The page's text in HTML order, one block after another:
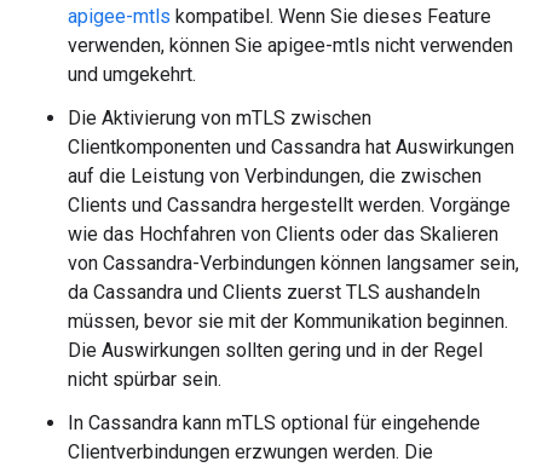
apigee-mtls kompatibel. Wenn Sie dieses Feature
verwenden, können Sie apigee-mtls nicht verwenden
und umgekehrt.
Die Aktivierung von mTLS zwischen
Clientkomponenten und Cassandra hat Auswirkungen
auf die Leistung von Verbindungen, die zwischen
Clients und Cassandra hergestellt werden. Vorgänge
wie das Hochfahren von Clients oder das Skalieren
von Cassandra-Verbindungen können langsamer sein,
da Cassandra und Clients zuerst TLS aushandeln
müssen, bevor sie mit der Kommunikation beginnen.
Die Auswirkungen sollten gering und in der Regel
nicht spürbar sein.
In Cassandra kann mTLS optional für eingehende
Clientverbindungen erzwungen werden. Die